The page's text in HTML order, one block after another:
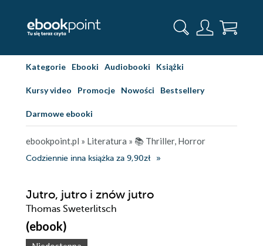
Kategorie Ebooki Audiobooki Książki
Kursy video Promocje Nowości Bestsellery
Darmowe ebooki
ebookpoint.pl » Literatura » 📚 Thriller, Horror
Codziennie inna książka za 9,90zł
Jutro, jutro i znów jutro
Thomas Sweterlitsch
(ebook)